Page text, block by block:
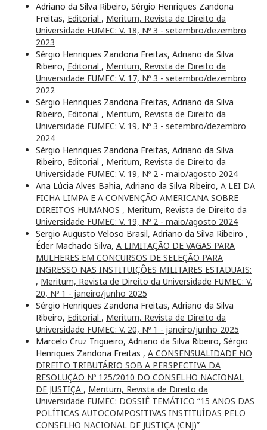
Adriano da Silva Ribeiro, Sérgio Henriques Zandona
Freitas, Editorial , Meritum, Revista de Direito da
Universidade FUMEC: V. 18, Nº 3 - setembro/dezembro
2023
Sérgio Henriques Zandona Freitas, Adriano da Silva
Ribeiro, Editorial , Meritum, Revista de Direito da
Universidade FUMEC: V. 17, Nº 3 - setembro/dezembro
2022
Sérgio Henriques Zandona Freitas, Adriano da Silva
Ribeiro, Editorial , Meritum, Revista de Direito da
Universidade FUMEC: V. 19, Nº 3 - setembro/dezembro
2024
Sérgio Henriques Zandona Freitas, Adriano da Silva
Ribeiro, Editorial , Meritum, Revista de Direito da
Universidade FUMEC: V. 19, Nº 2 - maio/agosto 2024
Ana Lúcia Alves Bahia, Adriano da Silva Ribeiro, A LEI DA
FICHA LIMPA E A CONVENÇÃO AMERICANA SOBRE
DIREITOS HUMANOS , Meritum, Revista de Direito da
Universidade FUMEC: V. 19, Nº 2 - maio/agosto 2024
Sergio Augusto Veloso Brasil, Adriano da Silva Ribeiro ,
Éder Machado Silva, A LIMITAÇÃO DE VAGAS PARA
MULHERES EM CONCURSOS DE SELEÇÃO PARA
INGRESSO NAS INSTITUIÇÕES MILITARES ESTADUAIS:
, Meritum, Revista de Direito da Universidade FUMEC: V.
20, Nº 1 - janeiro/junho 2025
Sérgio Henriques Zandona Freitas, Adriano da Silva
Ribeiro, Editorial , Meritum, Revista de Direito da
Universidade FUMEC: V. 20, Nº 1 - janeiro/junho 2025
Marcelo Cruz Trigueiro, Adriano da Silva Ribeiro, Sérgio
Henriques Zandona Freitas , A CONSENSUALIDADE NO
DIREITO TRIBUTÁRIO SOB A PERSPECTIVA DA
RESOLUÇÃO Nº 125/2010 DO CONSELHO NACIONAL
DE JUSTIÇA , Meritum, Revista de Direito da
Universidade FUMEC: DOSSIÊ TEMÁTICO “15 ANOS DAS
POLÍTICAS AUTOCOMPOSITIVAS INSTITUÍDAS PELO
CONSELHO NACIONAL DE JUSTIÇA (CNJ)”